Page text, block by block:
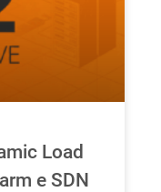
Load
e SDN